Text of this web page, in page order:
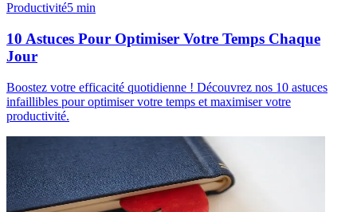
Productivité5 min
10 Astuces Pour Optimiser Votre Temps Chaque
Jour
Boostez votre efficacité quotidienne ! Découvrez nos 10 astuces
infaillibles pour optimiser votre temps et maximiser votre
productivité.